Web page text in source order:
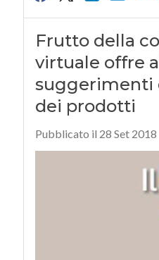
Frutto della
virtuale offre
suggerimenti
dei prodotti
Pubblicato il 28 Set 2018